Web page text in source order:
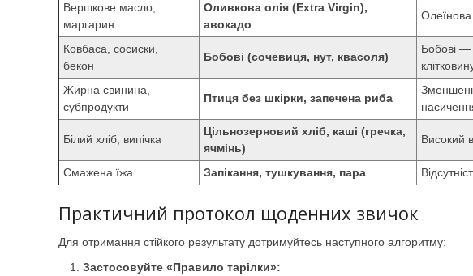
Вершкове масло,
маргарин
Оливкова олія (Extra Virgin),
авокадо
Олеїнова
Ковбаса, сосиски,
бекон
Бобові (сочевиця, нут, квасоля)
Бобові —
Жирна свинина,
субпродукти
Птиця без шкірки, запечена риба
Білий хліб, випічка
Цільнозерновий хліб, каші (гречка,
ячмінь)
Високий
Смажена їжа Запікання, тушкування, пара
Практичний протокол щоденних звичок
Для отримання стійкого результату дотримуйтесь наступного алгоритму:
Застосовуйте «Правило тарілки»: